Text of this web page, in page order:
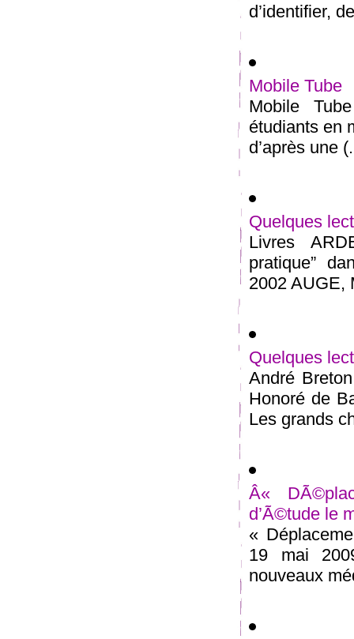
d’identifier,
Mobile Tube
Mobile
étudiants en
d’après une
Quelques
Livres
pratique”
2002 AUGE,
Quelques
André
Honoré de
Les grands
Â«
d’Ã©tude le
«
19 mai
nouveaux